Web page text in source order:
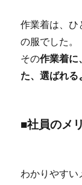
作業着は、ひ
の服でした。
その作業着に
た、選ばれる
■社員のメ
わかりやすい